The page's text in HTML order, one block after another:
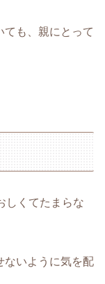
ても、親にとって
しくてたまらな
ないように気を配